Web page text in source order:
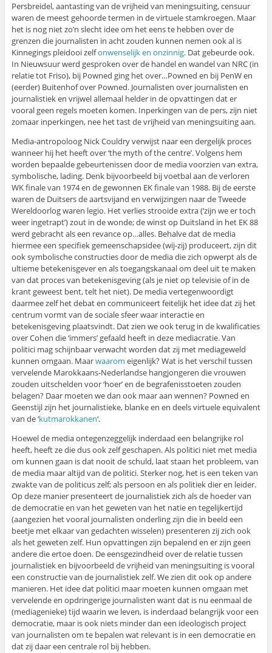
Persbreidel, aantasting van de vrijheid van meningsuiting, censuur
waren de meest gehoorde termen in de virtuele stamkroegen. Maar
het is nog niet zo’n slecht idee om het eens te hebben over de
grenzen die journalisten in acht zouden kunnen nemen ook al is
Kinnegings pleidooi zelfonwenselijk en onzinnig. Dat gebeurde ook.
In Nieuwsuur werd gesproken over de handel en wandel van NRC (in
relatie tot Friso), bij Powned ging het over…Powned en bij PenW en
(eerder) Buitenhof over Powned. Journalisten over journalisten en
journalistiek en vrijwel allemaal helder in de opvattingen dat er
vooral geen regels moeten komen. Inperkingen van de pers, zijn niet
zomaar inperkingen, nee het tast de vrijheid van meningsuiting aan.
Media-antropoloog Nick Couldry verwijst naar een dergelijk proces
wanneer hij het heeft over ‘the myth of the centre’. Volgens hem
worden bepaalde gebeurtenissen door de media voorzien van extra,
symbolische, lading. Denk bijvoorbeeld bij voetbal aan de verloren
WK finale van 1974 en de gewonnen EK finale van 1988. Bij de eerste
waren de Duitsers de aartsvijand en verwijzingen naar de Tweede
Wereldoorlog waren legio. Het verlies strooide extra (‘zijn we er toch
weer ingetrapt’) zout in de wonde; de winst op Duitsland in het EK 88
werd gebracht als een revance op…alles. Behalve dat de media
hiermee een specifiek gemeenschapsidee (wij-zij) produceert, zijn dit
ook symbolische constructies door de media die zich opwerpt als de
ultieme betekenisgever en als toegangskanaal om deel uit te maken
van dat proces van betekenisgeving (als je niet op televisie of in de
krant geweest bent, telt het niet). De media vertegenwoordigt
daarmee zelf het debat en communiceert feitelijk het idee dat zij het
centrum vormt van de sociale sfeer waar interactie en
betekenisgeving plaatsvindt. Dat zien we ook terug in de kwalificaties
over Cohen die ‘immers’ gefaald heeft in deze mediacratie. Van
politici mag schijnbaar verwacht worden dat zij met mediageweld
kunnen omgaan. Maarwaarom eigenlijk? Wat is het verschil tussen
vervelende Marokkaans-Nederlandse hangjongeren die vrouwen
zouden uitschelden voor ‘hoer’ en de begrafenisstoeten zouden
belagen? Daar moeten we dan ook maar aan wennen? Powned en
Geenstijl zijn het journalistieke, blanke en en deels virtuele equivalent
van de ‘kutmarokkanen‘.
Hoewel de media ontegenzeggelijk inderdaad een belangrijke rol
heeft, heeft ze die dus ook zelf geschapen. Als politici niet met media
om kunnen gaan is dat nooit de schuld, laat staan het probleem, van
de media maar altijd van de politici. Sterker nog, het is een teken van
zwakte van de politicus zelf; als persoon en als politiek dier en leider.
Op deze manier presenteert de journalistiek zich als de hoeder van
de democratie en van het geweten van het natie en tegelijkertijd
(aangezien het vooral journalisten onderling zijn die in beeld een
beetje met elkaar van gedachten wisselen) presenteren zij zich ook
als het geweten zelf. Hun opvattingen zijn bepalend en er zijn geen
andere die ertoe doen. De eensgezindheid over de relatie tussen
journalistiek en bijvoorbeeld de vrijheid van meningsuiting is vooral
een constructie van de journalistiek zelf. We zien dit ook op andere
manieren. Het idee dat politici maar moeten kunnen omgaan met
vervelende en opdringerige journalisten want dat is nu eenmaal de
(mediagenieke) tijd waarin we leven, is inderdaad belangrijk voor een
democratie, maar is ook niets minder dan een ideologisch project
van journalisten om te bepalen wat relevant is in een democratie en
dat zij daar een centrale rol bij hebben.